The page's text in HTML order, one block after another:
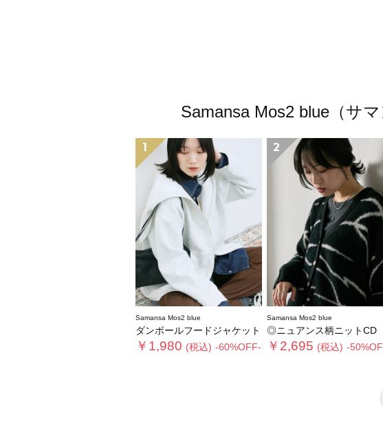
Samansa Mos2 blue（サ
1
Samansa Mos2 blue
ダンボールフードジャケット
￥1,980 (税込) -60%OFF-
2
Samansa Mos2 blue
◎ニュアンス柄ニットCD
￥2,695 (税込) -